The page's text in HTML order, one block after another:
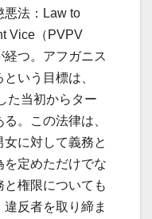
悪法：Law to
Vice（PVPV
つ。アフガニス
いう目標は、
た当初からター
。この法律は、
に対して義務と
を定めただけでな
と権限についても
反者を取り締ま